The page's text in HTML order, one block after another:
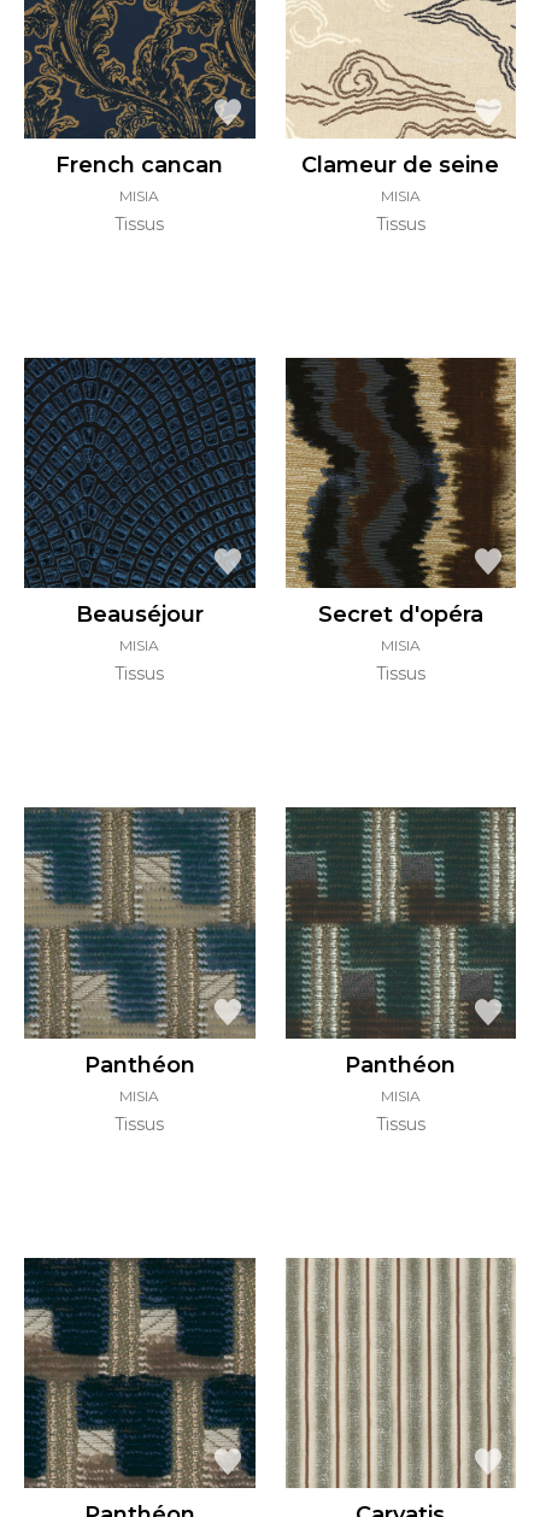
French cancan
MISIA
Tissus
Clameur de seine
MISIA
Tissus
Beauséjour
MISIA
Tissus
Secret d'opéra
MISIA
Tissus
Panthéon
MISIA
Tissus
Panthéon
MISIA
Tissus